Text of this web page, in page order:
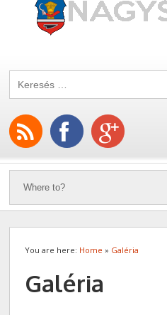
You are here: Home » Galéria
Galéria